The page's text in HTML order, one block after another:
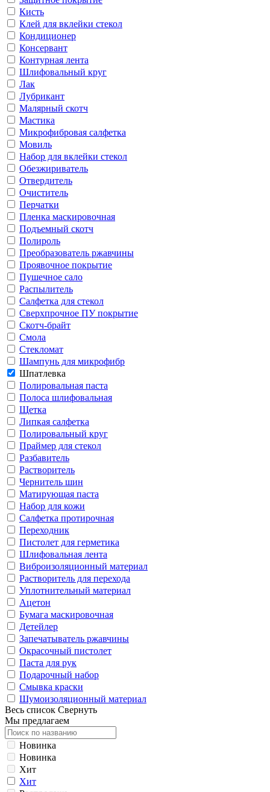
Кисть
Клей для вклейки стекол
Кондиционер
Консервант
Контурная лента
Шлифовальный круг
Лак
Лубрикант
Малярный скотч
Мастика
Микрофибровая салфетка
Мовиль
Набор для вклейки стекол
Обезжириватель
Отвердитель
Очиститель
Перчатки
Пленка маскировочная
Подъемный скотч
Полироль
Преобразователь ржавчины
Проявочное покрытие
Пушечное сало
Распылитель
Салфетка для стекол
Сверхпрочное ПУ покрытие
Скотч-брайт
Смола
Стекломат
Шампунь для микрофибр
Шпатлевка
Полировальная паста
Полоса шлифовальная
Щетка
Липкая салфетка
Полировальный круг
Праймер для стекол
Разбавитель
Растворитель
Чернитель шин
Матирующая паста
Набор для кожи
Салфетка протирочная
Переходник
Пистолет для герметика
Шлифовальная лента
Виброизоляционный материал
Растворитель для перехода
Уплотнительный материал
Ацетон
Бумага маскировочная
Детейлер
Запечатыватель ржавчины
Окрасочный пистолет
Паста для рук
Подарочный набор
Смывка краски
Шумоизоляционный материал
Весь список Свернуть
Мы предлагаем
Новинка
Новинка
Хит
Хит